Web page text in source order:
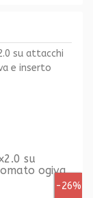
-26%
su
ogiva